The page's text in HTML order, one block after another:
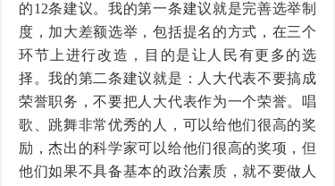
的12条建议。我的第一条建议就是完善选举制
度，加大差额选举，包括提名的方式，在三个
环节上进行改造，目的是让人民有更多的选
择。我的第二条建议就是：人大代表不要搞成
荣誉职务，不要把人大代表作为一个荣誉。唱
歌、跳舞非常优秀的人，可以给他们很高的奖
励，杰出的科学家可以给他们很高的奖项，但
他们如果不具备基本的政治素质，就不要做人